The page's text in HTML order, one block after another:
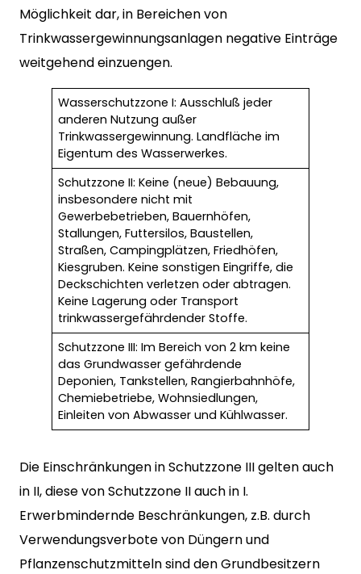
Möglichkeit dar, in Bereichen von
Trinkwassergewinnungsanlagen negative Einträge
weitgehend einzuengen.
Wasserschutzzone I: Ausschluß jeder
anderen Nutzung außer
Trinkwassergewinnung. Landfläche im
Eigentum des Wasserwerkes.
Schutzzone II: Keine (neue) Bebauung,
insbesondere nicht mit
Gewerbebetrieben, Bauernhöfen,
Stallungen, Futtersilos, Baustellen,
Straßen, Campingplätzen, Friedhöfen,
Kiesgruben. Keine sonstigen Eingriffe, die
Deckschichten verletzen oder abtragen.
Keine Lagerung oder Transport
trinkwassergefährdender Stoffe.
Schutzzone III: Im Bereich von 2 km keine
das Grundwasser gefährdende
Deponien, Tankstellen, Rangierbahnhöfe,
Chemiebetriebe, Wohnsiedlungen,
Einleiten von Abwasser und Kühlwasser.
Die Einschränkungen in Schutzzone III gelten auch
in II, diese von Schutzzone II auch in I.
Erwerbmindernde Beschränkungen, z.B. durch
Verwendungsverbote von Düngern und
Pflanzenschutzmitteln sind den Grundbesitzern